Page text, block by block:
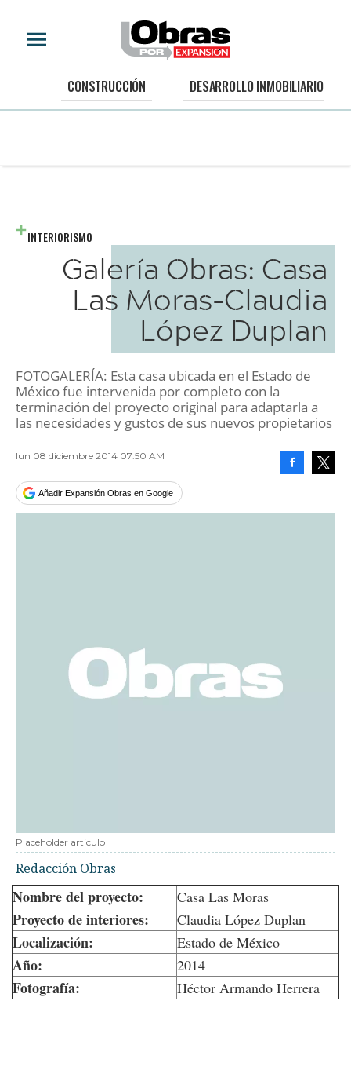
CONSTRUCCIÓN DESARROLLO INMOBILIARIO
INTERIORISMO
Galería Obras: Casa
Las Moras-Claudia
López Duplan
FOTOGALERÍA: Esta casa ubicada en el Estado de
México fue intervenida por completo con la
terminación del proyecto original para adaptarla a
las necesidades y gustos de sus nuevos propietarios
lun 08 diciembre 2014 07:50 AM
Añadir Expansión Obras en Google
Placeholder articulo
Redacción Obras
Nombre del proyecto: Casa Las Moras
Proyecto de interiores: Claudia López Duplan
Localización: Estado de México
Año: 2014
Fotografía: Héctor Armando Herrera